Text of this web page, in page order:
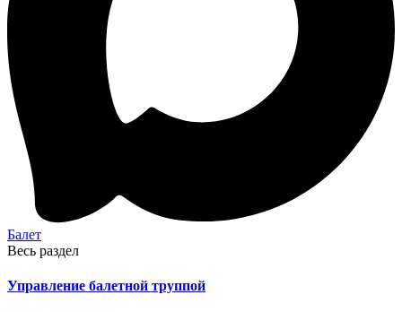
Балет
Весь раздел
Управление балетной труппой